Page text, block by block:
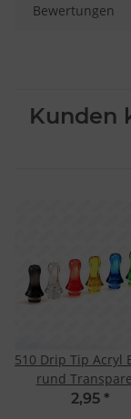
Bewertungen
Kunden
510 Drip Tip Acryl
rund
2,95 *